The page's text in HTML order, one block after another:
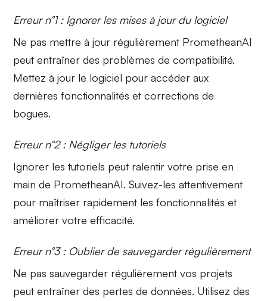
Erreur n°1 : Ignorer les mises à jour du logiciel
Ne pas mettre à jour régulièrement PrometheanAI
peut entraîner des problèmes de compatibilité.
Mettez à jour le logiciel pour accéder aux
dernières fonctionnalités et corrections de
bogues.
Erreur n°2 : Négliger les tutoriels
Ignorer lestutoriels peut ralentir votre prise en
main de PrometheanAI. Suivez-les attentivement
pour maîtriser rapidement les fonctionnalités et
améliorer votre efficacité.
Erreur n°3 : Oublier de sauvegarder régulièrement
Ne pas sauvegarder régulièrement vos projets
peut entraîner des pertes de données. Utilisez des